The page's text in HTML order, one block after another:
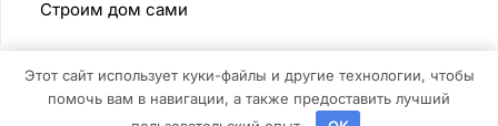
Строим дом сами
©2026 Устойчивое строительство| Дизайн:
Этот сайт использует куки-файлы и другие технологии, чтобы
помочь вам в навигации, а также предоставить лучший